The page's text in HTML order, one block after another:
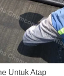
Untuk Atap